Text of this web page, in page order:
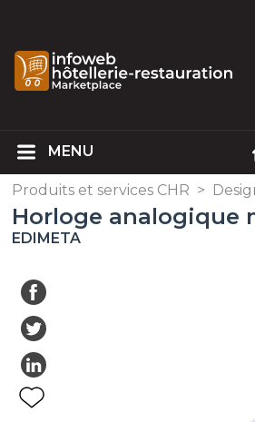
Produits et services CHR >
Horloge analogique
EDIMETA